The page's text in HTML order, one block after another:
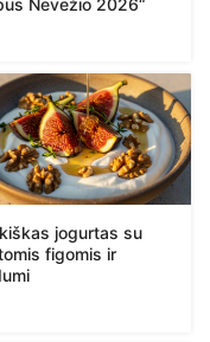
Nevėžio 2026“
jogurtas su
figomis ir